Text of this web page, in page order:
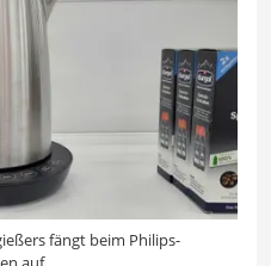
fängt beim Philips-